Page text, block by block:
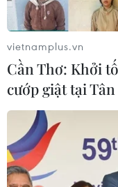
vietnamplus.vn
Cần Thơ: Khởi
cướp giật tại